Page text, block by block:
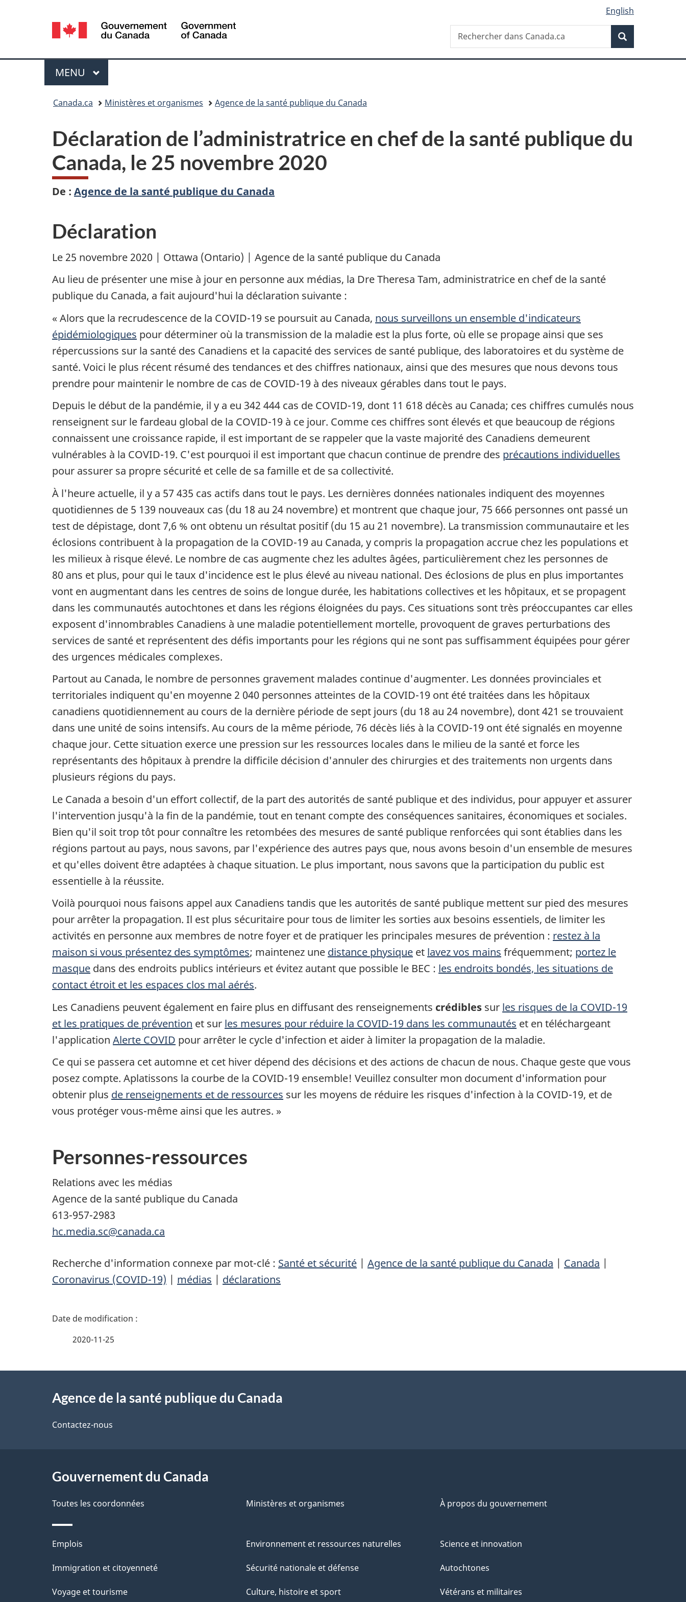
sujet
HTML
Sélection
de
la
langue
English
Canada
Recherche
Rechercher
dans
Menu
MENU PRINCIPAL
Canada.ca Ministères et organismes Agence de la santé publique du Canada
Déclaration de l’administratrice en chef de la santé publique du
Canada, le 25 novembre 2020
De : Agence de la santé publique du Canada
Déclaration
Le 25 novembre 2020 | Ottawa (Ontario) | Agence de la santé publique du Canada
Au lieu de présenter une mise à jour en personne aux médias, la Dre Theresa Tam, administratrice en chef de la santé
publique du Canada, a fait aujourd'hui la déclaration suivante :
« Alors que la recrudescence de la COVID-19 se poursuit au Canada, nous surveillons un ensemble d'indicateurs
épidémiologiques pour déterminer où la transmission de la maladie est la plus forte, où elle se propage ainsi que ses
répercussions sur la santé des Canadiens et la capacité des services de santé publique, des laboratoires et du système de
santé. Voici le plus récent résumé des tendances et des chiffres nationaux, ainsi que des mesures que nous devons tous
prendre pour maintenir le nombre de cas de COVID-19 à des niveaux gérables dans tout le pays.
Depuis le début de la pandémie, il y a eu 342 444 cas de COVID-19, dont 11 618 décès au Canada; ces chiffres cumulés nous
renseignent sur le fardeau global de la COVID-19 à ce jour. Comme ces chiffres sont élevés et que beaucoup de régions
connaissent une croissance rapide, il est important de se rappeler que la vaste majorité des Canadiens demeurent
vulnérables à la COVID-19. C'est pourquoi il est important que chacun continue de prendre des précautions individuelles
pour assurer sa propre sécurité et celle de sa famille et de sa collectivité.
À l'heure actuelle, il y a 57 435 cas actifs dans tout le pays. Les dernières données nationales indiquent des moyennes
quotidiennes de 5 139 nouveaux cas (du 18 au 24 novembre) et montrent que chaque jour, 75 666 personnes ont passé un
test de dépistage, dont 7,6 % ont obtenu un résultat positif (du 15 au 21 novembre). La transmission communautaire et les
éclosions contribuent à la propagation de la COVID-19 au Canada, y compris la propagation accrue chez les populations et
les milieux à risque élevé. Le nombre de cas augmente chez les adultes âgées, particulièrement chez les personnes de
80 ans et plus, pour qui le taux d'incidence est le plus élevé au niveau national. Des éclosions de plus en plus importantes
vont en augmentant dans les centres de soins de longue durée, les habitations collectives et les hôpitaux, et se propagent
dans les communautés autochtones et dans les régions éloignées du pays. Ces situations sont très préoccupantes car elles
exposent d'innombrables Canadiens à une maladie potentiellement mortelle, provoquent de graves perturbations des
services de santé et représentent des défis importants pour les régions qui ne sont pas suffisamment équipées pour gérer
des urgences médicales complexes.
Partout au Canada, le nombre de personnes gravement malades continue d'augmenter. Les données provinciales et
territoriales indiquent qu'en moyenne 2 040 personnes atteintes de la COVID-19 ont été traitées dans les hôpitaux
canadiens quotidiennement au cours de la dernière période de sept jours (du 18 au 24 novembre), dont 421 se trouvaient
dans une unité de soins intensifs. Au cours de la même période, 76 décès liés à la COVID-19 ont été signalés en moyenne
chaque jour. Cette situation exerce une pression sur les ressources locales dans le milieu de la santé et force les
représentants des hôpitaux à prendre la difficile décision d'annuler des chirurgies et des traitements non urgents dans
plusieurs régions du pays.
Le Canada a besoin d'un effort collectif, de la part des autorités de santé publique et des individus, pour appuyer et assurer
l'intervention jusqu'à la fin de la pandémie, tout en tenant compte des conséquences sanitaires, économiques et sociales.
Bien qu'il soit trop tôt pour connaître les retombées des mesures de santé publique renforcées qui sont établies dans les
régions partout au pays, nous savons, par l'expérience des autres pays que, nous avons besoin d'un ensemble de mesures
et qu'elles doivent être adaptées à chaque situation. Le plus important, nous savons que la participation du public est
essentielle à la réussite.
Voilà pourquoi nous faisons appel aux Canadiens tandis que les autorités de santé publique mettent sur pied des mesures
pour arrêter la propagation. Il est plus sécuritaire pour tous de limiter les sorties aux besoins essentiels, de limiter les
activités en personne aux membres de notre foyer et de pratiquer les principales mesures de prévention : restez à la
maison si vous présentez des symptômes; maintenez une distance physique et lavez vos mains fréquemment; portez le
masque dans des endroits publics intérieurs et évitez autant que possible le BEC : les endroits bondés, les situations de
contact étroit et les espaces clos mal aérés.
Les Canadiens peuvent également en faire plus en diffusant des renseignements crédibles sur les risques de la COVID-19
et les pratiques de prévention et sur les mesures pour réduire la COVID-19 dans les communautés et en téléchargeant
l'application Alerte COVID pour arrêter le cycle d'infection et aider à limiter la propagation de la maladie.
Ce qui se passera cet automne et cet hiver dépend des décisions et des actions de chacun de nous. Chaque geste que vous
posez compte. Aplatissons la courbe de la COVID-19 ensemble! Veuillez consulter mon document d'information pour
obtenir plus de renseignements et de ressources sur les moyens de réduire les risques d'infection à la COVID-19, et de
vous protéger vous-même ainsi que les autres. »
Personnes-ressources
Relations avec les médias
Agence de la santé publique du Canada
613-957-2983
hc.media.sc@canada.ca
Recherche d'information connexe par mot-clé : Santé et sécurité | Agence de la santé publique du Canada | Canada |
Coronavirus (COVID-19) | médias | déclarations
D
a
d
e
l
2020-11-25
proposAgence de la santé publique du Canada
Contactez-nous
Gouvernement du Canada
Toutes les coordonnées Ministères et organismes À propos du gouvernement
Thèmes
et
Emplois
Immigration et citoyenneté
Voyage et tourisme
Environnement et ressources naturelles
Sécurité nationale et défense
Culture, histoire et sport
Science et innovation
Autochtones
Vétérans et militaires